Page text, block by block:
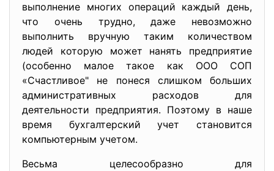
выполнение многих операций каждый день,
что очень трудно, даже невозможно
выполнить вручную таким количеством
людей которую может нанять предприятие
(особенно малое такое как ООО СОП
«Счастливое" не понеся слишком больших
административных расходов для
деятельности предприятия. Поэтому в наше
время бухгалтерский учет становится
компьютерным учетом.
Весьма целесообразно для